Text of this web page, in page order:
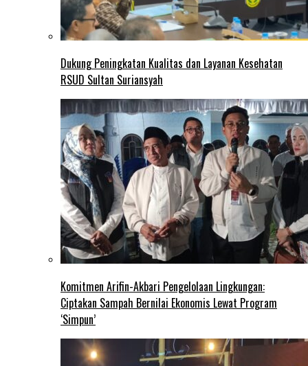
Dukung Peningkatan Kualitas dan Layanan Kesehatan
RSUD Sultan Suriansyah
Komitmen Arifin-Akbari Pengelolaan Lingkungan:
Ciptakan Sampah Bernilai Ekonomis Lewat Program
‘Simpun’